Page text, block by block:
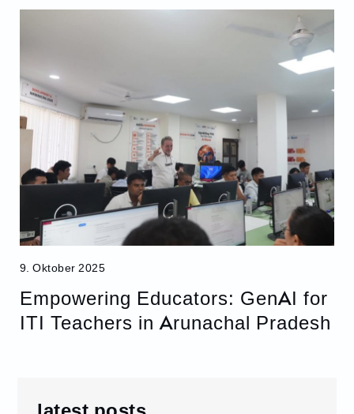
9. Oktober 2025
Empowering Educators: GenAI for
ITI Teachers in Arunachal Pradesh